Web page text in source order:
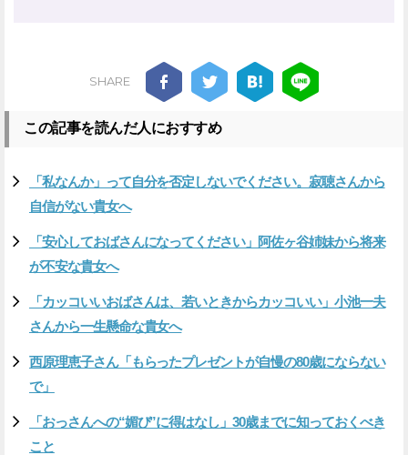
SHARE
この記事を読んだ人におすすめ
「私なんか」って自分を否定しないでください。寂聴さんから
自信がない貴女へ
「安心しておばさんになってください」阿佐ヶ谷姉妹から将来
が不安な貴女へ
「カッコいいおばさんは、若いときからカッコいい」小池一夫
さんから一生懸命な貴女へ
西原理恵子さん「もらったプレゼントが自慢の80歳にならない
で」
「おっさんへの“媚び”に得はなし」30歳までに知っておくべき
こと